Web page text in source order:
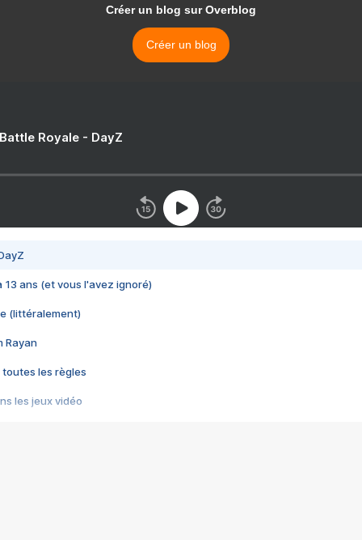
Créer un blog sur Overblog
Créer un blog
Royale - DayZ
13 ans (et vous l'avez ignoré)
(littéralement)
Rayan
toutes les règles
les jeux vidéo